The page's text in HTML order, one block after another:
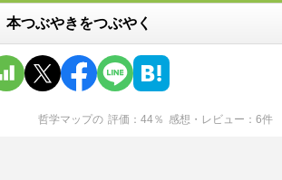
本つぶやきをつぶやく
哲学マップの 評価 44％ 感想・レビュー 6件